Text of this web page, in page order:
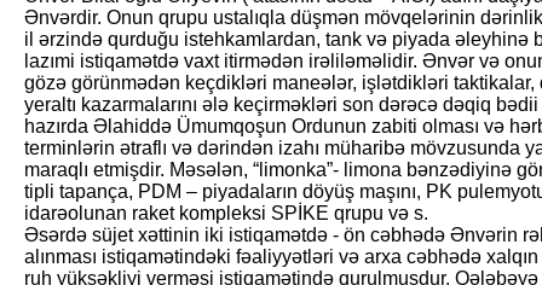
Ənvərdir. Onun qrupu ustalıqla düşmən mövqelərinin
il ərzində qurduğu istehkamlardan, tank və piyada əleyhinə
lazımi istiqamətdə vaxt itirmədən irəliləməlidir. Ənvər və
gözə görünmədən keçdikləri maneələr, işlətdikləri
yeraltı kazarmalarını ələ keçirməkləri son dərəcə dəqiq
hazırda Əlahiddə Ümumqoşun Ordunun zabiti olması və
terminlərin ətraflı və dərindən izahı müharibə mövzusunda
maraqlı etmişdir. Məsələn, “limonka”- limona bənzədiyinə
tipli tapança, PDM – piyadaların döyüş maşını, PK
idarəolunan raket kompleksi SPİKE qrupu və s.
Əsərdə süjet xəttinin iki istiqamətdə - ön cəbhədə Ənvərin
alınması istiqamətindəki fəaliyyətləri və arxa cəbhədə
ruh yüksəkliyi verməsi istiqamətində qurulmuşdur. Qələbəyə